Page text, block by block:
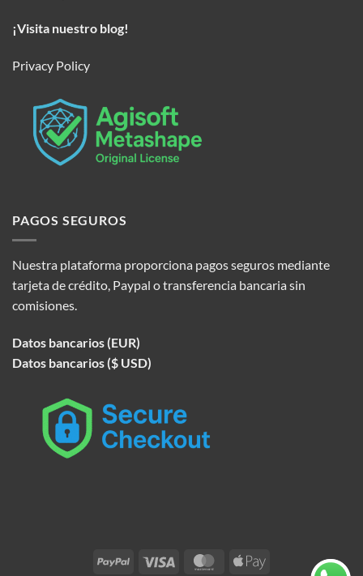
¡Visita nuestro blog!
Privacy Policy
PAGOS SEGUROS
Nuestra plataforma proporciona pagos seguros mediante
tarjeta de crédito, Paypal o transferencia bancaria sin
comisiones.
Datos bancarios (EUR)
Datos bancarios ($ USD)
PayPal Visa MasterCardApple